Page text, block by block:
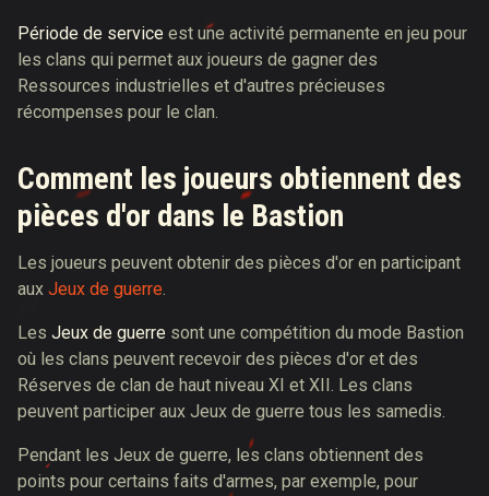
Période de service est une activité permanente en jeu pour
les clans qui permet aux joueurs de gagner des
Ressources industrielles et d'autres précieuses
récompenses pour le clan.
Comment les joueurs obtiennent des
pièces d'or dans le Bastion
Les joueurs peuvent obtenir des pièces d'or en participant
aux Jeux de guerre.
Les Jeux de guerre sont une compétition du mode Bastion
où les clans peuvent recevoir des pièces d'or et des
Réserves de clan de haut niveau XI et XII. Les clans
peuvent participer aux Jeux de guerre tous les samedis.
Pendant les Jeux de guerre, les clans obtiennent des
points pour certains faits d'armes, par exemple, pour